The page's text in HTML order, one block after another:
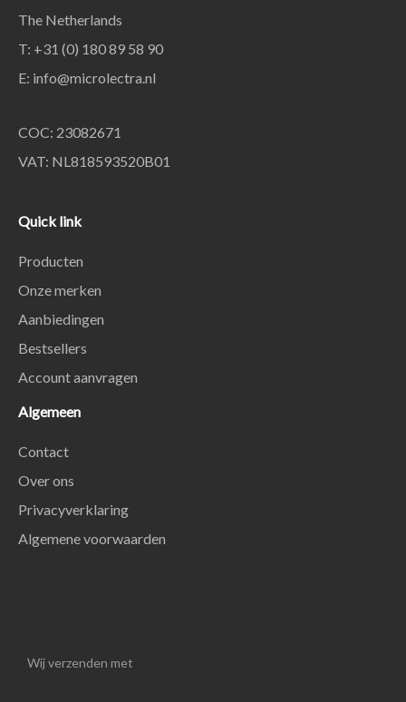
The Netherlands
T: +31 (0) 180 89 58 90
E: info@microlectra.nl
COC: 23082671
VAT: NL818593520B01
Quick link
Producten
Onze merken
Aanbiedingen
Bestsellers
Account aanvragen
Algemeen
Contact
Over ons
Privacyverklaring
Algemene voorwaarden
Wij verzenden met